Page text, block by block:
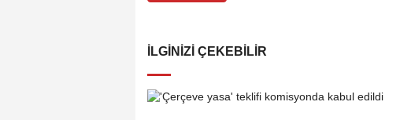
İLGINIZI ÇEKEBILIR